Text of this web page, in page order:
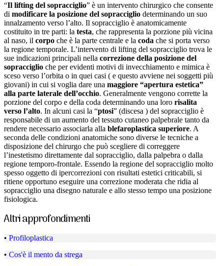
“Il lifting del sopracciglio” è un intervento chirurgico che consente
di modificare la posizione del sopracciglio determinando un suo
innalzamento verso l’alto. Il sopracciglio è anatomicamente
costituito in tre parti: la testa, che rappresenta la porzione più vicina
al naso, il corpo che è la parte centrale e la coda che si porta verso
la regione temporale. L’intervento di lifting del sopracciglio trova le
sue indicazioni principali nella correzione della posizione del
sopracciglio che per evidenti motivi di invecchiamento e mimica è
sceso verso l’orbita o in quei casi ( e questo avviene nei soggetti più
giovani) in cui si voglia dare una maggiore “apertura estetica”
alla parte laterale dell’occhio. Generalmente vengono corrette la
porzione del corpo e della coda determinando una loro risalita
verso l’alto. In alcuni casi la “ptosi” (discesa ) del sopracciglio è
responsabile di un aumento del tessuto cutaneo palpebrale tanto da
rendere necessario associarla alla blefaroplastica superiore. A
seconda delle condizioni anatomiche sono diverse le tecniche a
disposizione del chirurgo che può scegliere di correggere
l’inestetismo direttamente dal sopracciglio, dalla palpebra o dalla
regione temporo-frontale. Essendo la regione del sopracciglio molto
spesso oggetto di ipercorrezioni con risultati estetici criticabili, si
ritiene opportuno eseguire una correzione moderata che ridia al
sopracciglio una disegno naturale e allo stesso tempo una posizione
fisiologica.
Altri approfondimenti
• Profiloplastica
• Cos'è il mento da strega